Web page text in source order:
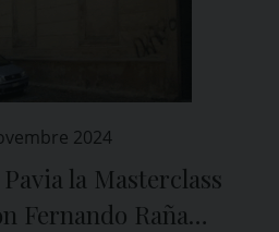
2024
la Masterclass
Fernando Raña